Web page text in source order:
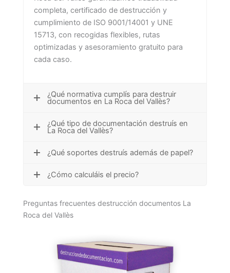
completa, certificado de destrucción y
cumplimiento de ISO 9001/14001 y UNE
15713, con recogidas flexibles, rutas
optimizadas y asesoramiento gratuito para
cada caso.
¿Qué normativa cumplís para destruir
documentos en La Roca del Vallès?
¿Qué tipo de documentación destruís en
La Roca del Vallès?
¿Qué soportes destruís además de papel?
¿Cómo calculáis el precio?
Preguntas frecuentes destrucción documentos La
Roca del Vallès